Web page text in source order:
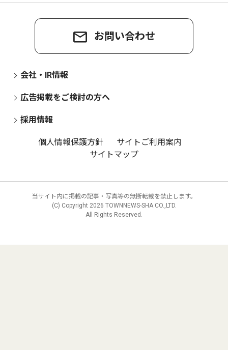
お問い合わせ
会社・IR情報
広告掲載をご検討の方へ
採用情報
個人情報保護方針
サイトご利用案内
サイトマップ
当サイト内に掲載の記事・写真等の無断転載を禁止します。
(C) Copyright 2026 TOWNNEWS-SHA CO.,LTD.
All Rights Reserved.